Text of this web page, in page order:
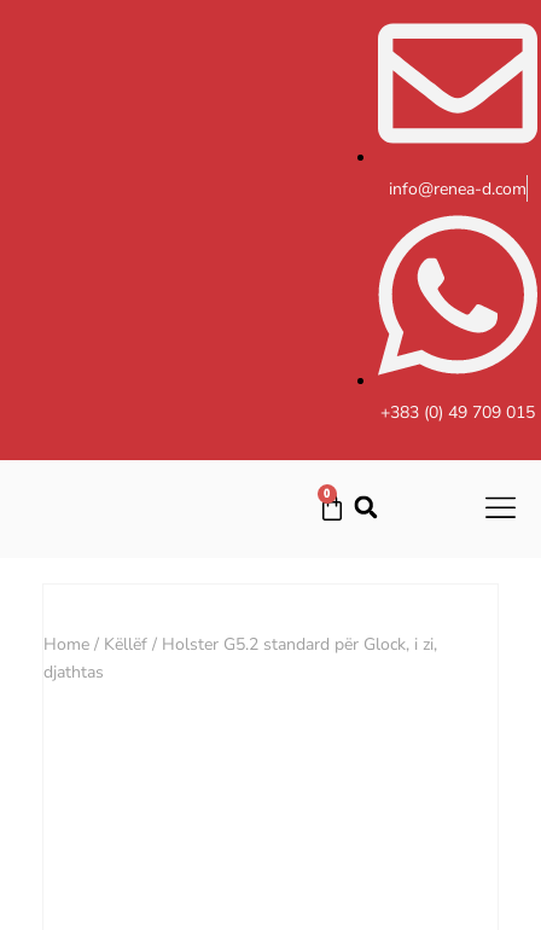
info@renea-d.com
+383 (0) 49 709 015
0
Cart
Home / Këllëf / Holster G5.2 standard për Glock, i zi,
djathtas